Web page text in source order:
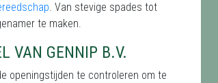
. Van stevige spades tot
te maken.
VAN GENNIP B.V.
openingstijden te controleren om te